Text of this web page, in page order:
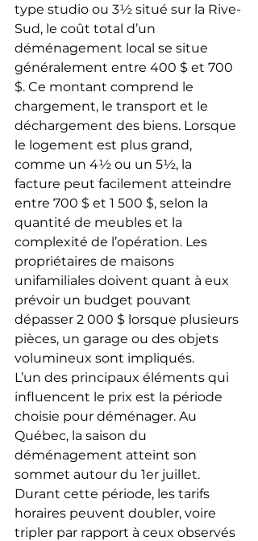
type studio ou 3½ situé sur la Rive-
Sud, le coût total d’un
déménagement local se situe
généralement entre 400 $ et 700
$. Ce montant comprend le
chargement, le transport et le
déchargement des biens. Lorsque
le logement est plus grand,
comme un 4½ ou un 5½, la
facture peut facilement atteindre
entre 700 $ et 1 500 $, selon la
quantité de meubles et la
complexité de l’opération. Les
propriétaires de maisons
unifamiliales doivent quant à eux
prévoir un budget pouvant
dépasser 2 000 $ lorsque plusieurs
pièces, un garage ou des objets
volumineux sont impliqués.
L’un des principaux éléments qui
influencent le prix est la période
choisie pour déménager. Au
Québec, la saison du
déménagement atteint son
sommet autour du 1er juillet.
Durant cette période, les tarifs
horaires peuvent doubler, voire
tripler par rapport à ceux observés